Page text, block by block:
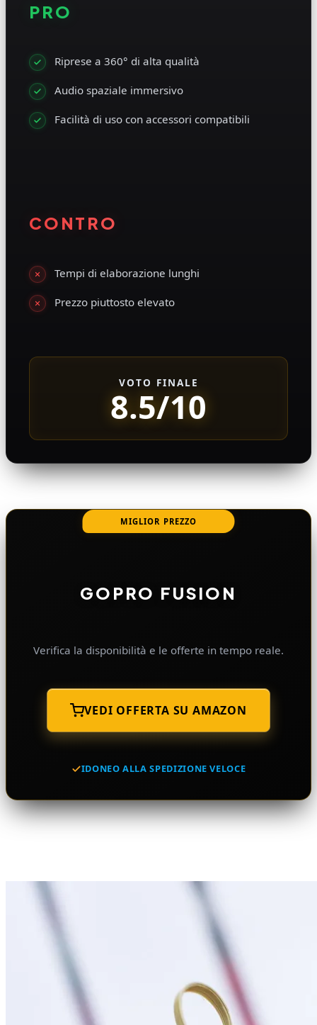
PRO
Riprese a 360° di alta qualità
Audio spaziale immersivo
Facilità di uso con accessori compatibili
CONTRO
Tempi di elaborazione lunghi
Prezzo piuttosto elevato
VOTO FINALE
8.5/10
MIGLIOR PREZZO
GOPRO FUSION
Verifica la disponibilità e le offerte in tempo reale.
VEDI OFFERTA SU AMAZON
IDONEO ALLA SPEDIZIONE VELOCE